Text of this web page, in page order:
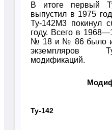
В итоге первый
выпустил в 1975
Ту-142М3 покинул
году. Всего в
№ 18 и № 86 было
экземпляров
модификаций.
Ту-142